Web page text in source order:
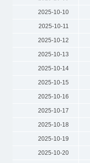
2025-10-10
2025-10-11
2025-10-12
2025-10-13
2025-10-14
2025-10-15
2025-10-16
2025-10-17
2025-10-18
2025-10-19
2025-10-20